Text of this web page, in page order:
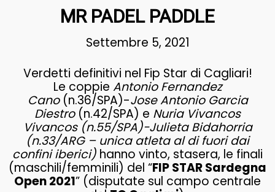
MR PADEL PADDLE
Settembre 5, 2021
Verdetti definitivi nel Fip Star di Cagliari!
Le coppie Antonio Fernandez
Cano (n.36/SPA)-Jose Antonio Garcia
Diestro (n.42/SPA) e Nuria Vivancos
Vivancos (n.55/SPA)-Julieta Bidahorria
(n.33/ARG – unica atleta al di fuori dai
confini iberici) hanno vinto, stasera, le finali
(maschili/femminili) del “FIP STAR Sardegna
Open 2021” (disputate sul campo centrale